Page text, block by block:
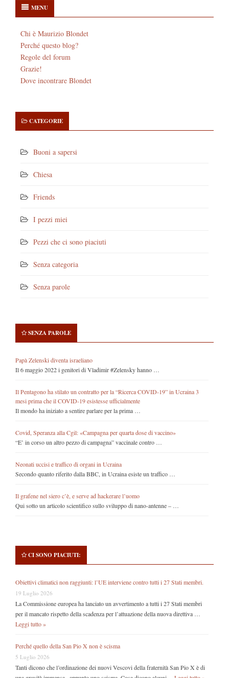
MENU
Chi è Maurizio Blondet
Perché questo blog?
Regole del forum
Grazie!
Dove incontrare Blondet
CATEGORIE
Buoni a sapersi
Chiesa
Friends
I pezzi miei
Pezzi che ci sono piaciuti
Senza categoria
Senza parole
SENZA PAROLE
Papà Zelenski diventa israeliano
Il 6 maggio 2022 i genitori di Vladimir #Zelensky hanno …
Il Pentagono ha stilato un contratto per la “Ricerca COVID-19” in Ucraina 3
mesi prima che il COVID-19 esistesse ufficialmente
Il mondo ha iniziato a sentire parlare per la prima …
Covid, Speranza alla Cgil: «Campagna per quarta dose di vaccino»
“E’ in corso un altro pezzo di campagna” vaccinale contro …
Neonati uccisi e traffico di organi in Ucraina
Secondo quanto riferito dalla BBC, in Ucraina esiste un traffico …
Il grafene nel siero c’è, e serve ad hackerare l’uomo
Qui sotto un articolo scientifico sullo sviluppo di nano-antenne – …
CI SONO PIACIUTI:
Obiettivi climatici non raggiunti: l’UE interviene contro tutti i 27 Stati membri.
19 Luglio 2026
La Commissione europea ha lanciato un avvertimento a tutti i 27 Stati membri
per il mancato rispetto della scadenza per l’attuazione della nuova direttiva …
Leggi tutto »
Perché quello della San Pio X non è scisma
5 Luglio 2026
Tanti dicono che l’ordinazione dei nuovi Vescovi della fraternità San Pio X è di